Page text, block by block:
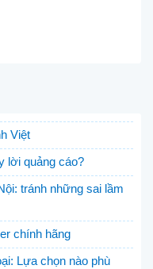
Việt
lời quảng cáo?
tránh những sai lầm
chính hãng
Lựa chọn nào phù